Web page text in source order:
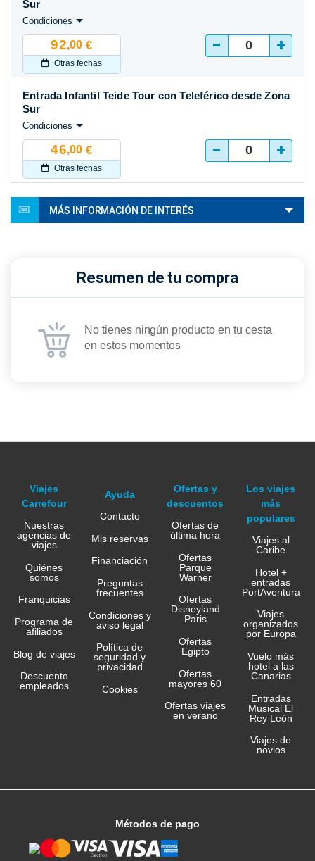
92,00 €
Otras fechas
Sur
Condiciones
- +
46,00 €
Otras fechas
Entrada Infantil Teide Tour con Teleférico desde Zona
Sur
Condiciones
- +
MÁS INFORMACIÓN DE INTERÉS
Resumen de tu compra
No tienes ningún producto en tu cesta
en estos momentos
Viajes
Carrefour
Nuestras
agencias de
viajes
Quiénes
somos
Franquicias
Programa de
afiliados
Blog de viajes
Descuento
empleados
Ayuda
Contacto
Mis reservas
Financiación
Preguntas
frecuentes
Condiciones y
aviso legal
Política de
seguridad y
privacidad
Cookies
Ofertas y
descuentos
Ofertas de
última hora
Ofertas
Parque
Warner
Ofertas
Disneyland
Paris
Ofertas
Egipto
Ofertas
mayores 60
Ofertas viajes
en verano
Los viajes
más
populares
Viajes al
Caribe
Hotel +
entradas
PortAventura
Viajes
organizados
por Europa
Vuelo más
hotel a las
Canarias
Entradas
Musical El
Rey León
Viajes de
novios
Métodos de pago